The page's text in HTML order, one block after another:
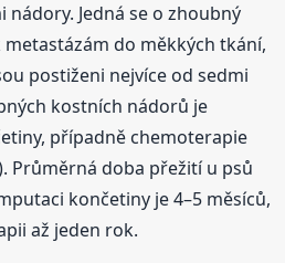
nádory. Jedná se o zhoubný
do měkkých tkání,
postiženi nejvíce od sedmi
kostních nádorů je
případně chemoterapie
Průměrná doba přežití u psů
končetiny je 4–5 měsíců,
až jeden rok.